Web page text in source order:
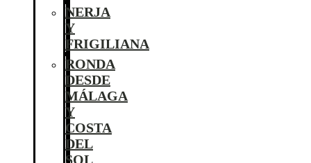
NERJA
Y
FRIGILIANA
RONDA
DESDE
MÁLAGA
Y
COSTA
DEL
SOL